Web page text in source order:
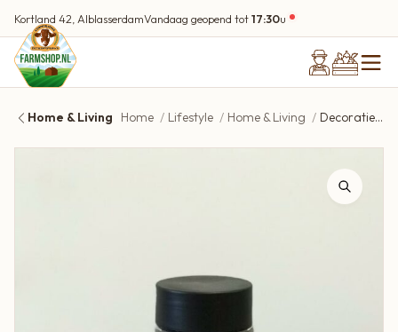
Kortland 42, AlblasserdamVandaag geopend tot17:30u
Home & Living Home Lifestyle Home & Living Decoratie steentjes zwart 750gr